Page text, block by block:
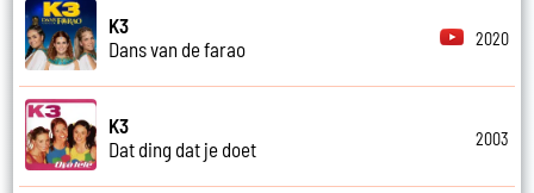
K3
Dans van de farao
2020
K3
Dat ding dat je doet
2003